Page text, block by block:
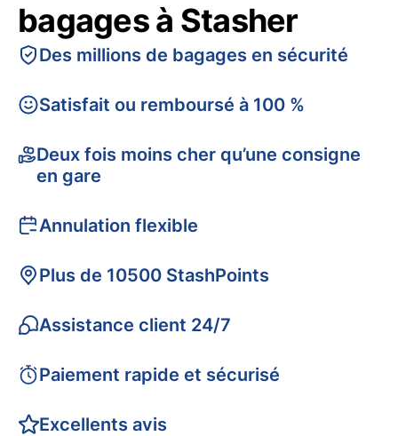
bagages à Stasher
Des millions de bagages en sécurité
Satisfait ou remboursé à 100 %
Deux fois moins cher qu’une consigne
en gare
Annulation flexible
Plus de 10500 StashPoints
Assistance client 24/7
Paiement rapide et sécurisé
Excellents avis